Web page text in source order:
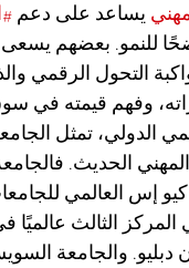
يساعد على دعم
للنمو. بعضهم يسعى
التحول الرقمي
وفهم قيمته في
الدولي، تمثل
المهني الحديث.
دبليو. والجامعة